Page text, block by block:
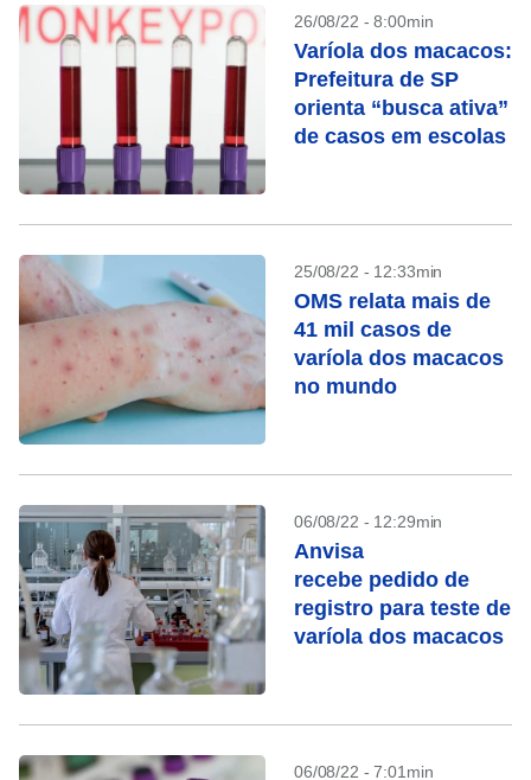
26/08/22 - 8:00min
Varíola dos macacos:
Prefeitura de SP
orienta “busca ativa”
de casos em escolas
25/08/22 - 12:33min
OMS relata mais de
41 mil casos de
varíola dos macacos
no mundo
06/08/22 - 12:29min
Anvisa
recebe pedido de
registro para teste de
varíola dos macacos
06/08/22 - 7:01min